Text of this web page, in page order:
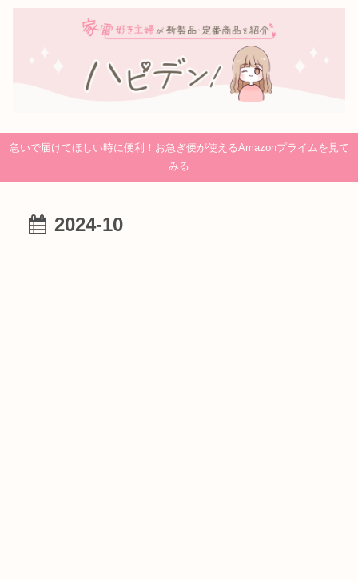
急いで届けてほしい時に便利！お急ぎ便が使えるAmazonプライムを見て
みる
2024-10